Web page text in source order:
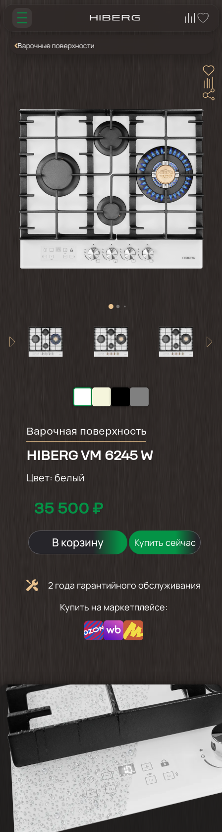
Варочные поверхности
Варочная поверхность
HIBERG VM 6245 W
Цвет: белый
35 500 ₽
В корзину Купить сейчас
2 года гарантийного обслуживания
Купить на маркетплейсе: